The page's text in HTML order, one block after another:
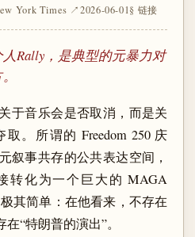
York Times ↗2026-06-01§ 链接
Rally，是典型的元暴力对
于音乐会是否取消，而是关
。所谓的 Freedom 250 庆
叙事共存的公共表达空间，
转化为一个巨大的 MAGA
其简单：在他看来，不存在
“特朗普的演出”。